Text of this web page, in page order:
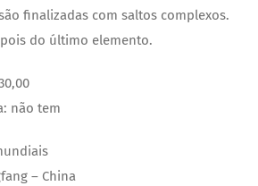
finalizadas com saltos complexos.
do último elemento.
não tem
– China